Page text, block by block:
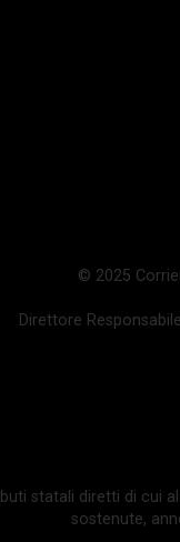
© 2025
Direttore
statali diretti di cui
sostenute,